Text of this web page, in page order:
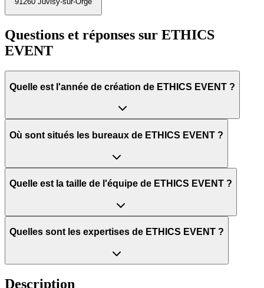
Questions et réponses sur ETHICS
EVENT
Quelle est l'année de création de ETHICS EVENT ?
Où sont situés les bureaux de ETHICS EVENT ?
Quelle est la taille de l'équipe de ETHICS EVENT ?
Quelles sont les expertises de ETHICS EVENT ?
Description